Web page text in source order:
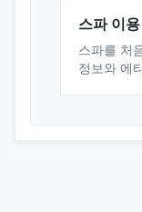
스파 이
스파를 처
정보와 에